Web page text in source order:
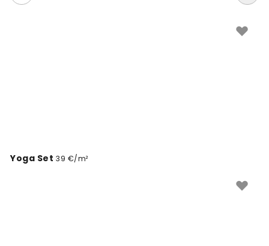
navdihuje pri vadbi in meditaciji. Odkrijte edinstvene
Yoga Set 39 €/m²